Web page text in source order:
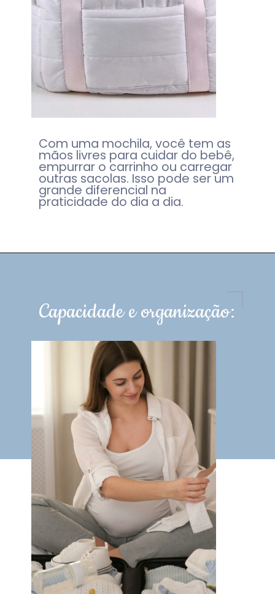
Com uma mochila, você tem as
mãos livres para cuidar do bebê,
empurrar o carrinho ou carregar
outras sacolas. Isso pode ser um
grande diferencial na
praticidade do dia a dia.
Capacidade e organização: